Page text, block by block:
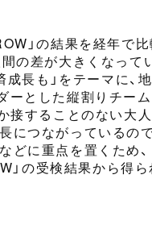
」の結果を経年で
の差が大きくなって
成長も」をテーマに、
とした縦割りチー
接することのない大
につながっているの
どに重点を置くため
」の受検結果から得